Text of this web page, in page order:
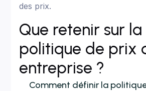
des prix.
Que retenir sur la
politique de prix
entreprise ?
Comment définir la